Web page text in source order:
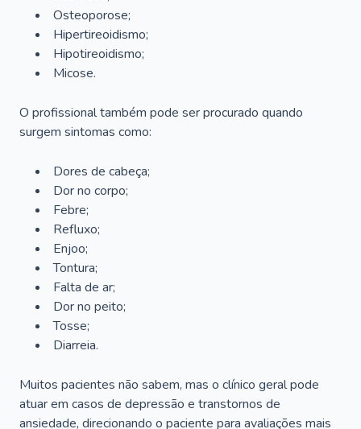
Osteoporose;
Hipertireoidismo;
Hipotireoidismo;
Micose.
O profissional também pode ser procurado quando
surgem sintomas como:
Dores de cabeça;
Dor no corpo;
Febre;
Refluxo;
Enjoo;
Tontura;
Falta de ar;
Dor no peito;
Tosse;
Diarreia.
Muitos pacientes não sabem, mas o clínico geral pode
atuar em casos de depressão e transtornos de
ansiedade, direcionando o paciente para avaliações mais